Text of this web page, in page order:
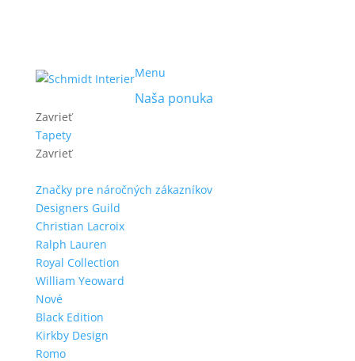
Menu
Naša ponuka
Zavrieť
Tapety
Zavrieť
Značky pre náročných zákazníkov
Designers Guild
Christian Lacroix
Ralph Lauren
Royal Collection
William Yeoward
Nové
Black Edition
Kirkby Design
Romo